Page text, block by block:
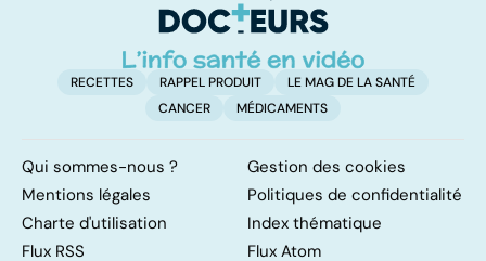
RECETTES RAPPEL PRODUIT
LE MAG DE LA SANTÉ
CANCER
MÉDICAMENTS
Qui sommes-nous ?
Gestion des cookies
Mentions légales
Politiques de confidentialité
Charte d'utilisation
Index thématique
Flux RSS
Flux Atom